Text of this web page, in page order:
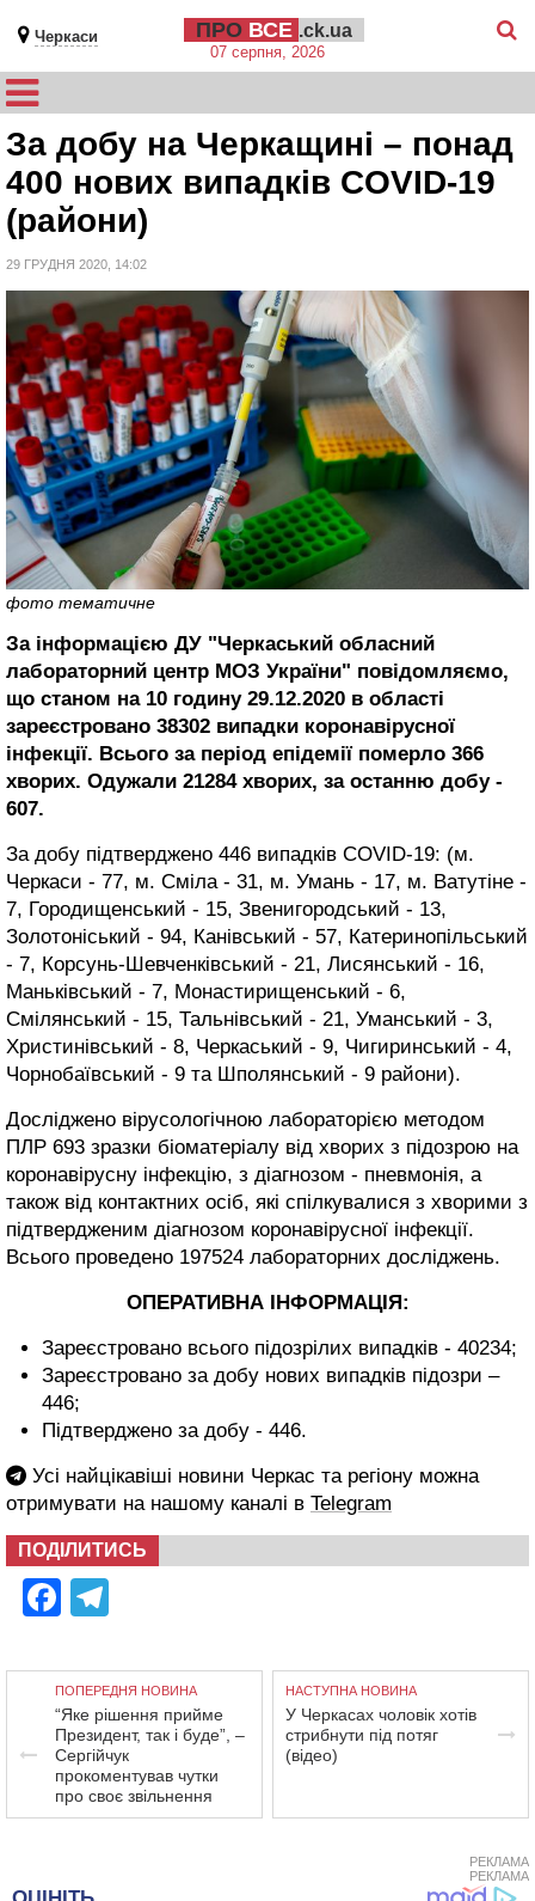
Черкаси ПРО ВСЕ .ck.ua
07 серпня, 2026
За добу на Черкащині – понад
400 нових випадків COVID-19
(райони)
29 ГРУДНЯ 2020, 14:02
фото тематичне
За інформацією ДУ "Черкаський обласний
лабораторний центр МОЗ України" повідомляємо,
що станом на 10 годину 29.12.2020 в області
зареєстровано 38302 випадки коронавірусної
інфекції. Всього за період епідемії померло 366
хворих. Одужали 21284 хворих, за останню добу -
607.
За добу підтверджено 446 випадків COVID-19: (м.
Черкаси - 77, м. Сміла - 31, м. Умань - 17, м. Ватутіне -
7, Городищенський - 15, Звенигородський - 13,
Золотоніський - 94, Канівський - 57, Катеринопільський
- 7, Корсунь-Шевченківський - 21, Лисянський - 16,
Маньківський - 7, Монастирищенський - 6,
Смілянський - 15, Тальнівський - 21, Уманський - 3,
Христинівський - 8, Черкаський - 9, Чигиринський - 4,
Чорнобаївський - 9 та Шполянський - 9 райони).
Досліджено вірусологічною лабораторією методом
ПЛР 693 зразки біоматеріалу від хворих з підозрою на
коронавірусну інфекцію, з діагнозом - пневмонія, а
також від контактних осіб, які спілкувалися з хворими з
підтвердженим діагнозом коронавірусної інфекції.
Всього проведено 197524 лабораторних досліджень.
ОПЕРАТИВНА ІНФОРМАЦІЯ:
Зареєстровано всього підозрілих випадків - 40234;
Зареєстровано за добу нових випадків підозри –
446;
Підтверджено за добу - 446.
Усі найцікавіші новини Черкас та регіону можна
отримувати на нашому каналі в Telegram
ПОДІЛИТИСЬ
Facebook
ПОПЕРЕДНЯ НОВИНА
“Яке рішення прийме
Президент, так і буде”, –
Сергійчук
прокоментував чутки
про своє звільнення
НАСТУПНА НОВИНА
У Черкасах чоловік хотів
стрибнути під потяг
(відео)
РЕКЛАМА
РЕКЛАМА